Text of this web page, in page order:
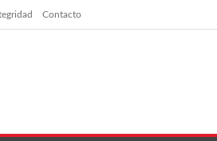
Contacto